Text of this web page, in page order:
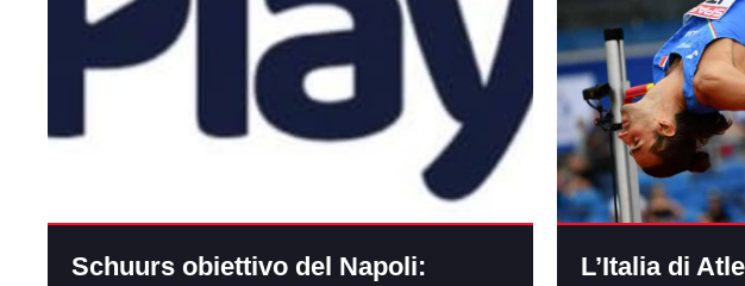
Schuurs obiettivo del Napoli:
L’Italia di